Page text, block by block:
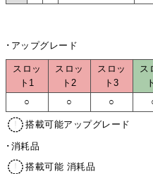
･アップグレード
スロッ
ト1
スロッ
ト2
スロッ
ト3
ス
○
○ ○
搭載可能アップグレード
･消耗品
搭載可能 消耗品